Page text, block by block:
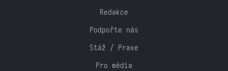
Redakce
Podpořte nás
Stáž / Praxe
Pro média